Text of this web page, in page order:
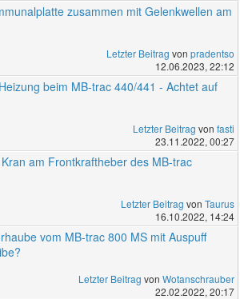
zusammen mit Gelenkwellen am
Letzter Beitrag von pradentso
12.06.2023, 22:12
beim MB-trac 440/441 - Achtet auf
Letzter Beitrag von fasti
23.11.2022, 00:27
am Frontkraftheber des MB-trac
Letzter Beitrag von Taurus
16.10.2022, 14:24
vom MB-trac 800 MS mit Auspuff
Letzter Beitrag von Wotanschrauber
22.02.2022, 20:17